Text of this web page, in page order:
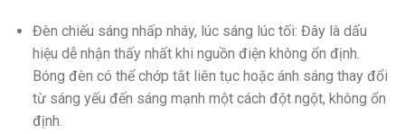
Đèn chiếu sáng nhấp nháy, lúc sáng lúc tối: Đây là dấu
hiệu dễ nhận thấy nhất khi nguồn điện không ổn định.
Bóng đèn có thể chớp tắt liên tục hoặc ánh sáng thay đổi
từ sáng yếu đến sáng mạnh một cách đột ngột, không ổn
định.